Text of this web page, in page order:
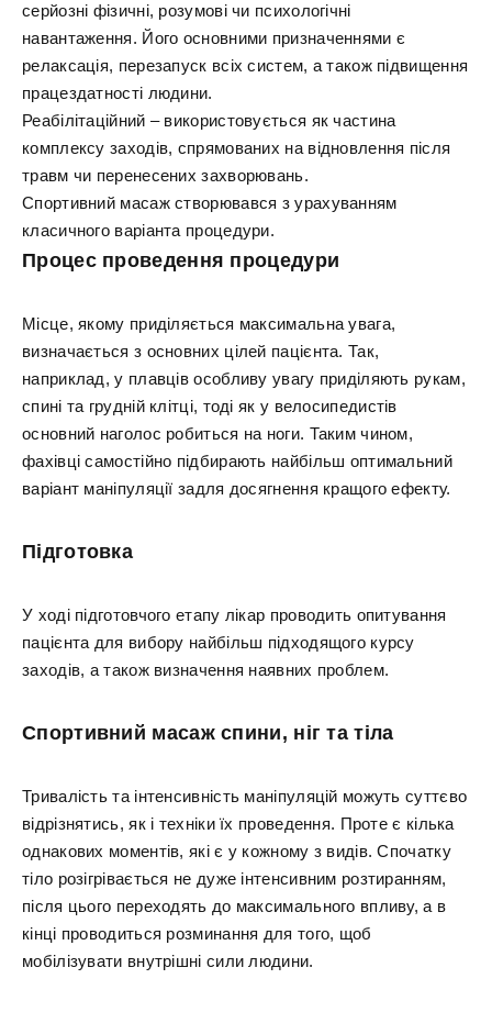
серйозні фізичні, розумові чи психологічні
навантаження. Його основними призначеннями є
релаксація, перезапуск всіх систем, а також підвищення
працездатності людини.
Реабілітаційний – використовується як частина
комплексу заходів, спрямованих на відновлення після
травм чи перенесених захворювань.
Спортивний масаж створювався з урахуванням
класичного варіанта процедури.
Процес проведення процедури
Місце, якому приділяється максимальна увага,
визначається з основних цілей пацієнта. Так,
наприклад, у плавців особливу увагу приділяють рукам,
спині та грудній клітці, тоді як у велосипедистів
основний наголос робиться на ноги. Таким чином,
фахівці самостійно підбирають найбільш оптимальний
варіант маніпуляції задля досягнення кращого ефекту.
Підготовка
У ході підготовчого етапу лікар проводить опитування
пацієнта для вибору найбільш підходящого курсу
заходів, а також визначення наявних проблем.
Спортивний масаж спини, ніг та тіла
Тривалість та інтенсивність маніпуляцій можуть суттєво
відрізнятись, як і техніки їх проведення. Проте є кілька
однакових моментів, які є у кожному з видів. Спочатку
тіло розігрівається не дуже інтенсивним розтиранням,
після цього переходять до максимального впливу, а в
кінці проводиться розминання для того, щоб
мобілізувати внутрішні сили людини.